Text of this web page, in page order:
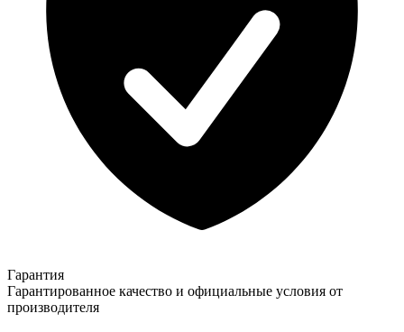
Гарантия
Гарантированное качество и официальные условия от
производителя